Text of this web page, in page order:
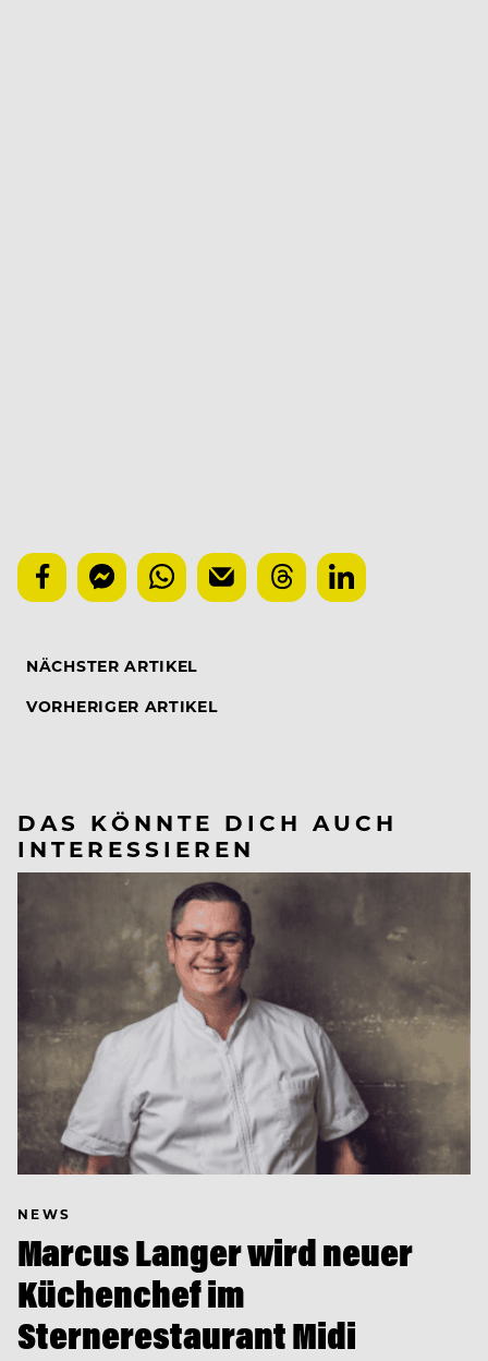
NÄCHSTER ARTIKEL
VORHERIGER ARTIKEL
DAS KÖNNTE DICH AUCH
INTERESSIEREN
NEWS
Marcus Langer wird neuer
Küchenchef im
Sternerestaurant Midi